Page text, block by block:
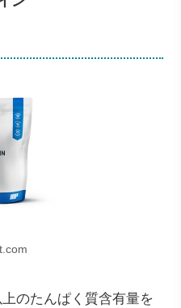
のたんぱく質含有量を